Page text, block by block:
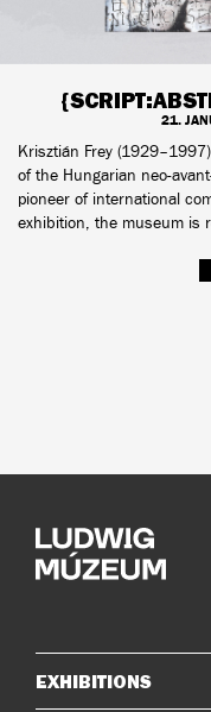
21.
Krisztián Frey
of the Hungarian neo-
pioneer of international
exhibition, the museum is
Sitemap
EXHIBITIONS